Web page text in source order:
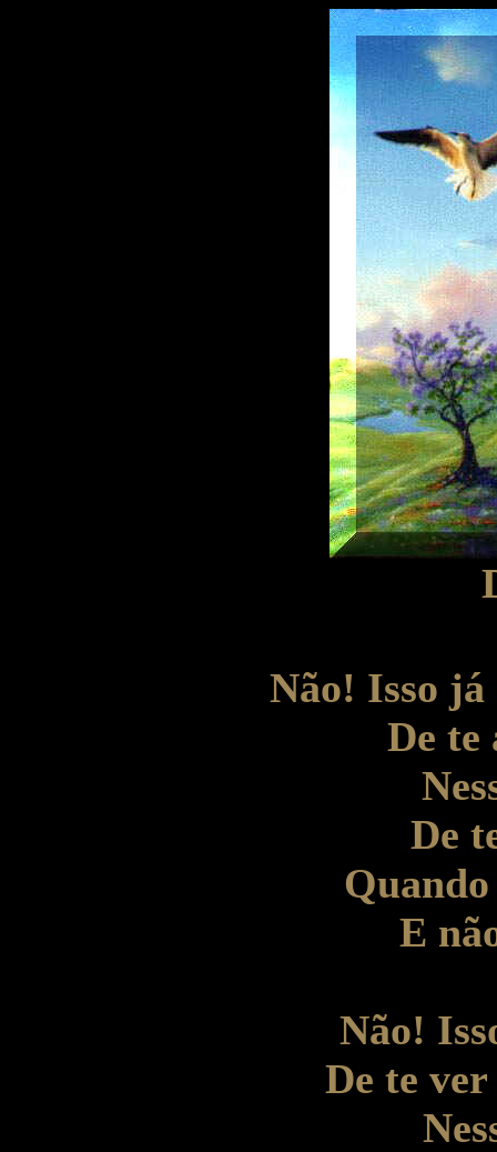
Não! Isso
De te
De
E
Não!
De te